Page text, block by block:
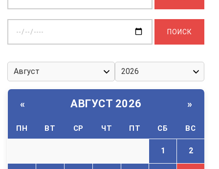
дату:
« АВГУСТ 2026 »
ПН ВТ СР ЧТ ПТ СБ ВС
1 2